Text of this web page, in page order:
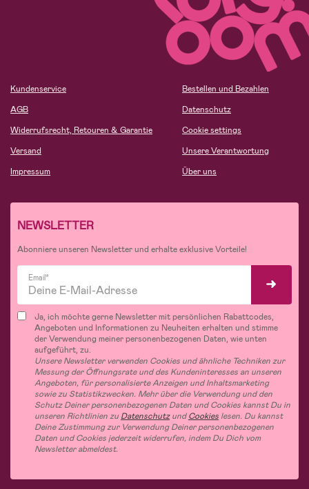
Kundenservice
AGB
Widerrufsrecht, Retouren & Garantie
Versand
Impressum
Bestellen und Bezahlen
Datenschutz
Cookie settings
Unsere Verantwortung
Über uns
NEWSLETTER
Abonniere unseren Newsletter und erhalte exklusive Vorteile!
Email*
Ja, ich möchte gerne Newsletter mit persönlichen Rabattcodes,
Angeboten und Informationen zu Neuheiten erhalten und stimme
der Verwendung meiner personenbezogenen Daten, wie unten
aufgeführt, zu.
Unsere Newsletter verwenden Cookies und ähnliche Techniken zur
Messung der Öffnungsrate und des Kundeninteresses an unseren
Angeboten, für personalisierte Anzeigen und Inhaltsmarketing
sowie zu Statistikzwecken. Mehr über die Verwendung und den
Schutz Deiner personenbezogenen Daten und Cookies kannst Du in
unseren Richtlinien zu DatenschutzundCookies lesen. Du kannst
Deine Zustimmung zur Verwendung Deiner personenbezogenen
Daten und Cookies jederzeit widerrufen, indem Du Dich vom
Newsletter abmeldest.